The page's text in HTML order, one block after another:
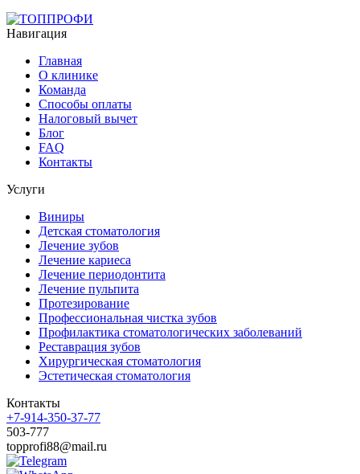
Навигация
Главная
О клинике
Команда
Способы оплаты
Налоговый вычет
Блог
FAQ
Контакты
Услуги
Виниры
Детская стоматология
Лечение зубов
Лечение кариеса
Лечение периодонтита
Лечение пульпита
Протезирование
Профессиональная чистка зубов
Профилактика стоматологических заболеваний
Реставрация зубов
Хирургическая стоматология
Эстетическая стоматология
Контакты
+7-914-350-37-77
503-777
topprofi88@mail.ru